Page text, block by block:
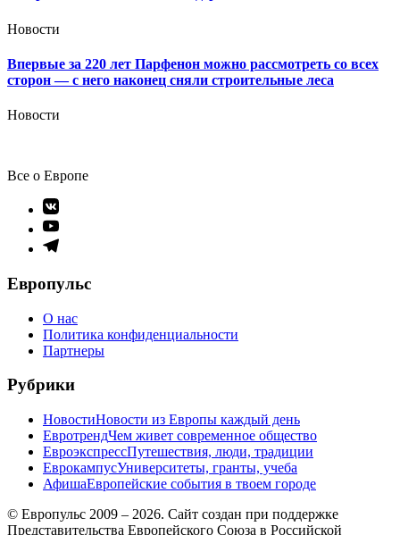
Новости
Впервые за 220 лет Парфенон можно рассмотреть со всех
сторон — с него наконец сняли строительные леса
Новости
Все о Европе
Элемент
меню
Элемент
меню
Элемент
Европульс
О нас
Политика конфиденциальности
Партнеры
Рубрики
НовостиНовости из Европы каждый день
ЕвротрендЧем живет современное общество
ЕвроэкспрессПутешествия, люди, традиции
ЕврокампусУниверситеты, гранты, учеба
АфишаЕвропейские события в твоем городе
© Европульс 2009 – 2026. Сайт создан при поддержке
Представительства Европейского Союза в Российской